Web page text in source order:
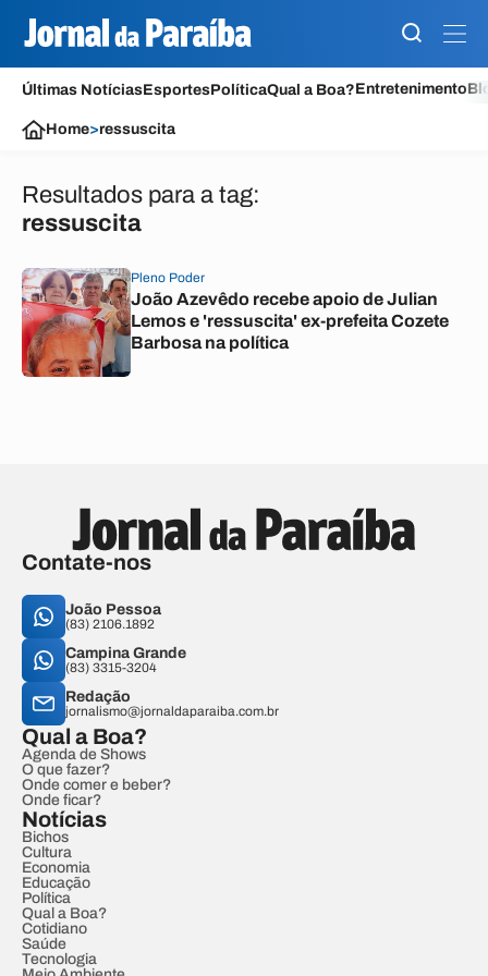
Últimas NotíciasEsportesPolíticaQual a Boa?Entretenimento
Home>ressuscita
Resultados para a tag:
ressuscita
Pleno Poder
João Azevêdo recebe apoio de Julian
Lemos e 'ressuscita' ex-prefeita Cozete
Barbosa na política
Contate-nos
João Pessoa
(83) 2106.1892
Campina Grande
(83) 3315-3204
Redação
jornalismo@jornaldaparaiba.com.br
Qual a Boa?
Agenda de Shows
O que fazer?
Onde comer e beber?
Onde ficar?
Notícias
Bichos
Cultura
Economia
Educação
Política
Qual a Boa?
Cotidiano
Saúde
Tecnologia